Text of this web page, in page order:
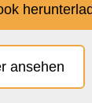
ansehen